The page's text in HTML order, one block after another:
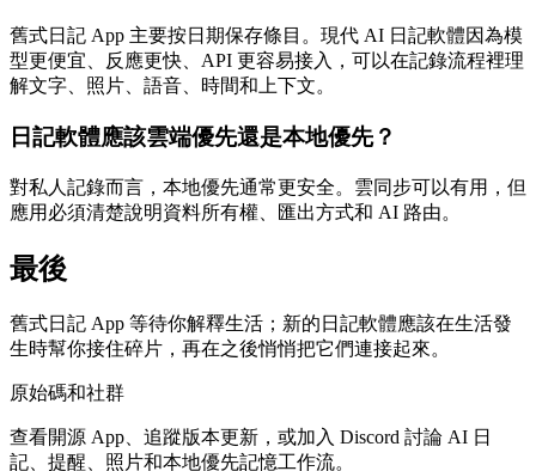
舊式日記 App 主要按日期保存條目。現代 AI 日記軟體因為模
型更便宜、反應更快、API 更容易接入，可以在記錄流程裡理
解文字、照片、語音、時間和上下文。
日記軟體應該雲端優先還是本地優先？
對私人記錄而言，本地優先通常更安全。雲同步可以有用，但
應用必須清楚說明資料所有權、匯出方式和 AI 路由。
最後
舊式日記 App 等待你解釋生活；新的日記軟體應該在生活發
生時幫你接住碎片，再在之後悄悄把它們連接起來。
原始碼和社群
查看開源 App、追蹤版本更新，或加入 Discord 討論 AI 日
記、提醒、照片和本地優先記憶工作流。